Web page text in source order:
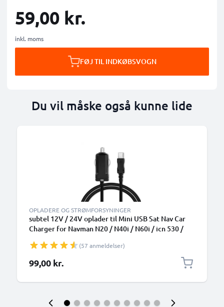
59,00 kr.
inkl. moms
FØJ TIL INDKØBSVOGN
Du vil måske også kunne lide
OPLADERE OG STRØMFORSYNINGER
subtel 12V / 24V oplader til Mini USB Sat Nav Car
Charger for Navman N20 / N40i / N60i / icn 530 /
Cigarette Lighter Adapter m/ 1.1m oplader til bil
(57 anmeldelser)
99,00 kr.